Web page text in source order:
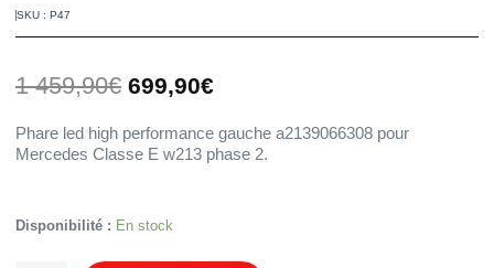
SKU : P47
1 459,90€ Le
prix
initial
était :
1
699,90€Le
actuel
est :
699,90€.
Phare led high performance gauche a2139066308 pour
Mercedes Classe E w213 phase 2.
Disponibilité : En stock
Quantité